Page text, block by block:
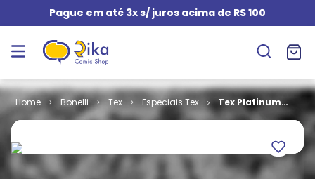
Pague em até 3x s/ juros acima de R$ 100
Bonelli Tex Especiais Tex
Tex Platinum
# 35